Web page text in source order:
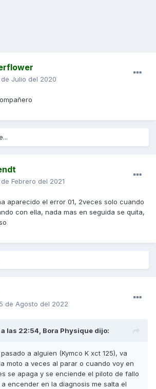
de Julio del 2020
Febrero del 2021
aparecido el error 01, 2veces solo cuando
con ella, nada mas en seguida se quita,
de Agosto del 2022
las 22:54, Bora Physique dijo:
a alguien (Kymco K xct 125), va
moto a veces al parar o cuando voy en
se apaga y se enciende el piloto de fallo
encender en la diagnosis me salta el